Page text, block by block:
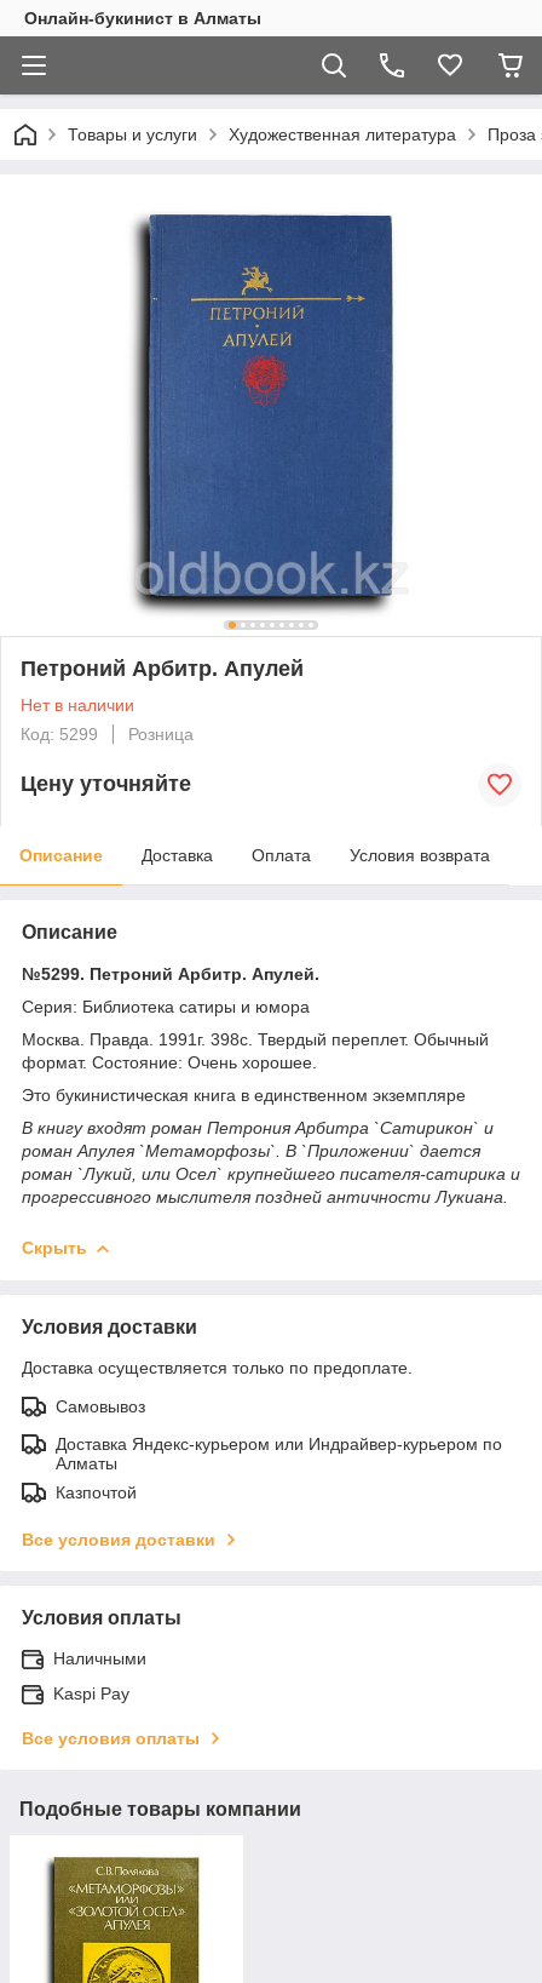
Онлайн-букинист в Алматы
Товары и услуги Художественная литература Проза
Петроний Арбитр. Апулей
Нет в наличии
Код: 5299
Розница
Цену уточняйте
Описание Доставка Оплата Условия возврата
Описание
№5299. Петроний Арбитр. Апулей.
Серия: Библиотека сатиры и юмора
Москва. Правда. 1991г. 398с. Твердый переплет. Обычный
формат. Состояние: Очень хорошее.
Это букинистическая книга в единственном экземпляре
В книгу входят роман Петрония Арбитра `Сатирикон` и
роман Апулея `Метаморфозы`. В `Приложении` дается
роман `Лукий, или Осел` крупнейшего писателя-сатирика и
прогрессивного мыслителя поздней античности Лукиана.
Скрыть
Условия доставки
Доставка осуществляется только по предоплате.
Самовывоз
Доставка Яндекс-курьером или Индрайвер-курьером по
Алматы
Казпочтой
Все условия доставки
Условия оплаты
Наличными
Kaspi Pay
Все условия оплаты
Подобные товары компании